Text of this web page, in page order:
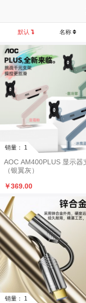
默认 名称
销量： 1
AOC AM400PLUS 显示器支架臂
（银翼灰）
￥369.00
销量： 1